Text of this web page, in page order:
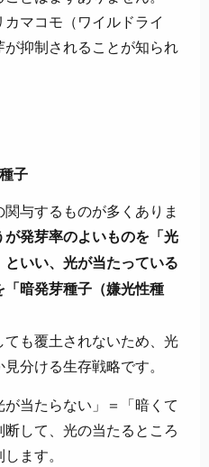
マコモ（ワイルドライ
抑制されることが知られ
子
与するものが多くありま
発芽率のよいものを「光
いい、光が当たっている
「暗発芽種子（嫌光性種
も覆土されないため、光
分ける生存戦略です。
当たらない」＝「暗くて
して、光の当たるところ
ます。